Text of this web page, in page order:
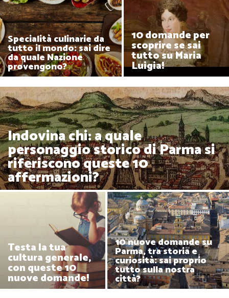
Specialità culinarie da
tutto il mondo: sai dire
da quale Nazione
provengono?
10 domande per
scoprire se sai
tutto su Maria
Luigia!
Indovina chi: a quale
personaggio storico di Parma si
riferiscono queste 10
affermazioni?
Testa la tua
cultura generale,
con queste 10
nuove domande!
10 nuove domande su
Parma, tra storia e
curiosità: sai proprio
tutto sulla nostra
città?